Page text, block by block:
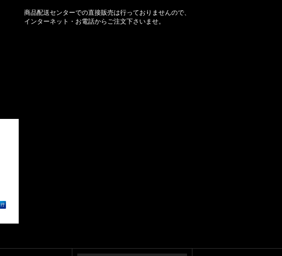
商品配送センターでの直接販売は行っておりませんので、
インターネット・お電話からご注文下さいませ。